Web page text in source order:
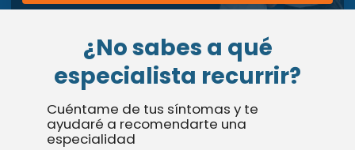
¿No sabes a qué
especialista recurrir?
Cuéntame de tus síntomas y te
ayudaré a recomendarte una
especialidad